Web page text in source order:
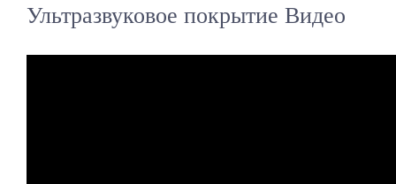
Ультразвуковое покрытие Видео